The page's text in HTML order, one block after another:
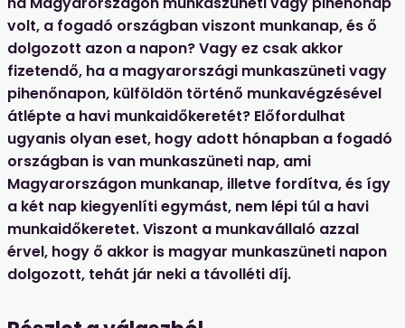
volt, a fogadó országban viszont munkanap, és ő
dolgozott azon a napon? Vagy ez csak akkor
fizetendő, ha a magyarországi munkaszüneti vagy
pihenőnapon, külföldön történő munkavégzésével
átlépte a havi munkaidőkeretét? Előfordulhat
ugyanis olyan eset, hogy adott hónapban a fogadó
országban is van munkaszüneti nap, ami
Magyarországon munkanap, illetve fordítva, és így
a két nap kiegyenlíti egymást, nem lépi túl a havi
munkaidőkeretet. Viszont a munkavállaló azzal
érvel, hogy ő akkor is magyar munkaszüneti napon
dolgozott, tehát jár neki a távolléti díj.